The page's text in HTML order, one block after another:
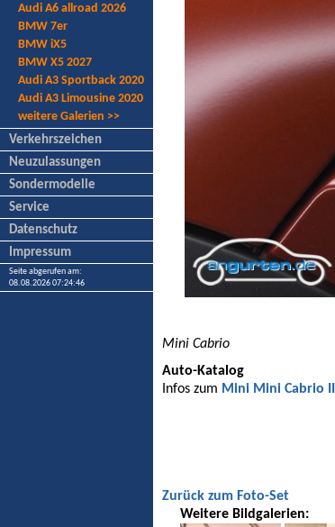
Audi A6 allroad 2026
BMW 7er
BMW iX5
BMW X5 2027
Audi A3 Sportback 2020
Audi A3 Limousine 2020
weitere Galerien >>
Verkehrszeichen
Neuzulassungen
Sondermodelle
Service
Datenschutz
Impressum
Seite abgerufen am:
08.08.2026 07:24:46
Mini Cabrio
Auto-Katalog
Infos zum Mini Mini Cabrio II
Zurück zum Foto-Set
Weitere Bildgalerien: